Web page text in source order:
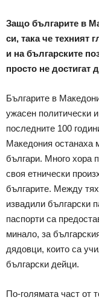
Защо българите в
си, така че техният
и на българските
просто не достигат
Българите в
ужасен политически
последните 100
Македония останаха
българи. Много хора
своя етнически
българите. Между
извадили български
паспорти са
минало, за
дядовци, които са
български дейци.
По-голямата част от